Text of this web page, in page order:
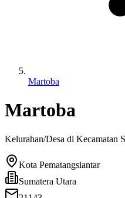
Martoba
Martoba
Kelurahan/Desa di Kecamatan
Kota Pematangsiantar
Sumatera Utara